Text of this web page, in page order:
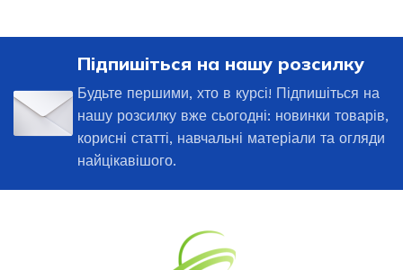
Підпишіться на нашу розсилку
Будьте першими, хто в курсі! Підпишіться на
нашу розсилку вже сьогодні: новинки товарів,
корисні статті, навчальні матеріали та огляди
найцікавішого.